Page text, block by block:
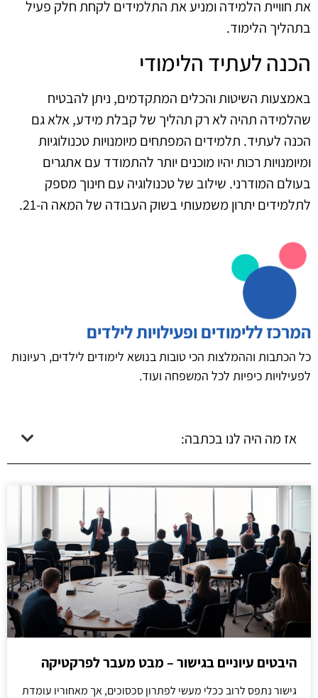
את חוויית הלמידה ומניע את התלמידים לקחת חלק פעיל
בתהליך הלימוד.
הכנה לעתיד הלימודי
באמצעות השיטות והכלים המתקדמים, ניתן להבטיח
שהלמידה תהיה לא רק תהליך של קבלת מידע, אלא גם
הכנה לעתיד. תלמידים המפתחים מיומנויות טכנולוגיות
ומיומנויות רכות יהיו מוכנים יותר להתמודד עם אתגרים
בעולם המודרני. שילוב של טכנולוגיה עם חינוך מספק
לתלמידים יתרון משמעותי בשוק העבודה של המאה ה-21.
המרכז ללימודים ופעילויות לילדים
כל הכתבות וההמלצות הכי טובות בנושא לימודים לילדים, רעיונות
לפעילויות כיפיות לכל המשפחה ועוד.
אז מה היה לנו בכתבה:
היבטים עיוניים בגישור – מבט מעבר לפרקטיקה
גישור נתפס לרוב ככלי מעשי לפתרון סכסוכים, אך מאחוריו עומדת